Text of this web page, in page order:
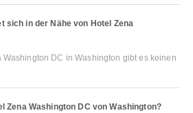
sich in der Nähe von Hotel Zena
Washington DC in Washington gibt es keinen
Zena Washington DC von Washington?